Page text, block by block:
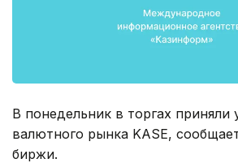
В понедельник в торгах приняли
валютного рынка KASE,
биржи.